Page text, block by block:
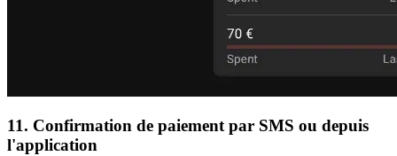
11. Confirmation de paiement par SMS ou depuis
l'application